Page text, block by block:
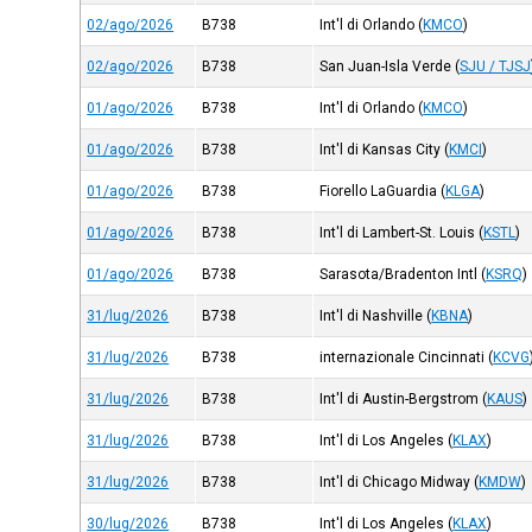
02/ago/2026 B738 Int'l di Orlando (KMCO)
02/ago/2026 B738 San Juan-Isla Verde (SJU / TJSJ
01/ago/2026 B738 Int'l di Orlando (KMCO)
01/ago/2026 B738 Int'l di Kansas City (KMCI)
01/ago/2026 B738 Fiorello LaGuardia (KLGA)
01/ago/2026 B738 Int'l di Lambert-St. Louis (KSTL)
01/ago/2026 B738 Sarasota/Bradenton Intl (KSRQ)
31/lug/2026 B738 Int'l di Nashville (KBNA)
31/lug/2026 B738 internazionale Cincinnati (KCVG
31/lug/2026 B738 Int'l di Austin-Bergstrom (KAUS)
31/lug/2026 B738 Int'l di Los Angeles (KLAX)
31/lug/2026 B738 Int'l di Chicago Midway (KMDW)
30/lug/2026 B738 Int'l di Los Angeles (KLAX)